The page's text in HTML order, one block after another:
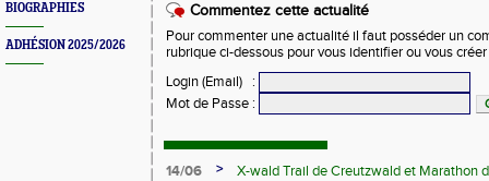
BIOGRAPHIES
ADHÉSION 2025/2026
Commentez cette actualité
Pour commenter une actualité il faut posséder un
rubrique ci-dessous pour vous identifier ou vous
Login (Email)
:
Mot de Passe :
14/06 >
X-wald Trail de Creutzwald et Marathon